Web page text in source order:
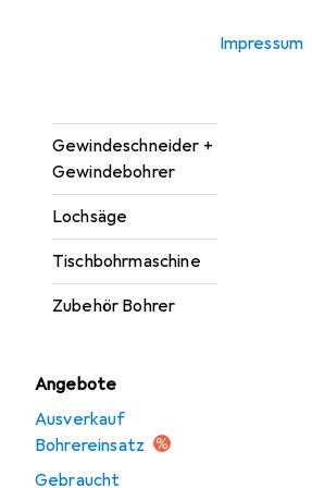
Impressum
Gewindeschneider +
Gewindebohrer
Lochsäge
Tischbohrmaschine
Zubehör Bohrer
Angebote
Ausverkauf
Bohrereinsatz
Gebraucht